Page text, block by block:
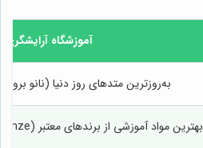
آموزشگاه آرایشگری
به‌روزترین متدهای روز دنیا (نانو
بهترین مواد آموزشی از برندهای معتبر (Phibrows، Perma Blend، Intenze)